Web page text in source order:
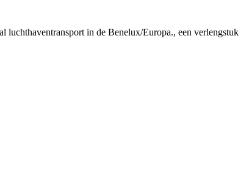
luchthaventransport in de Benelux/Europa., een verlengstuk